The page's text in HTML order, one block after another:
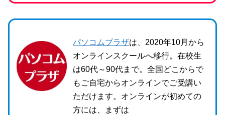
パソコムプラザは、2020年10月から
オンラインスクールへ移行。在校生
は60代～90代まで。全国どこからで
もご自宅からオンラインでご受講い
ただけます。オンラインが初めての
方には、まずは